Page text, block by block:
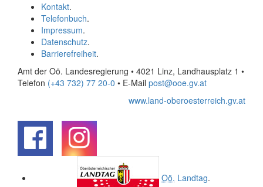
Kontakt.
Telefonbuch.
Impressum.
Datenschutz.
Barrierefreiheit.
Amt der Oö. Landesregierung • 4021 Linz, Landhausplatz 1 •
Telefon (+43 732) 77 20-0 • E-Mail post@ooe.gv.at
www.land-oberoesterreich.gv.at
Oö. Landtag.